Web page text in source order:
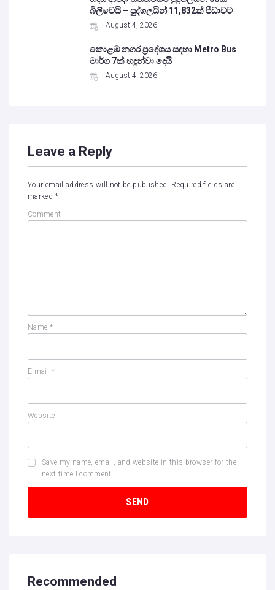
බිලිවෙයි – පුද්ගලයින් 11,832ක් පීඩාවට
August 4, 2026
කොළඹ නගර ප්‍රදේශය සඳහා Metro Bus
මාර්ග 7ක් හඳුන්වා දෙයි
August 4, 2026
Leave a Reply
Your email address will not be published. Required fields are
marked *
Comment
Name *
E-mail *
Website
Save my name, email, and website in this browser for the
next time I comment.
Recommended